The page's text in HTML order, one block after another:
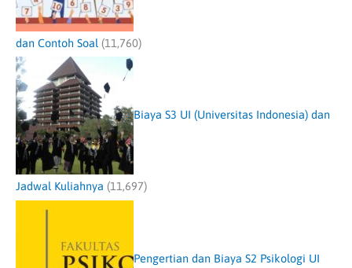
dan Contoh Soal (11,760)
Biaya S3 UI (Universitas Indonesia) dan
Jadwal Kuliahnya (11,697)
Pengertian dan Biaya S2 Psikologi UI